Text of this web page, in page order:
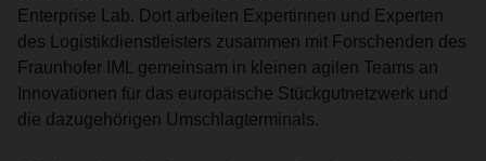
Enterprise Lab. Dort arbeiten Expertinnen und Experten
des Logistikdienstleisters zusammen mit Forschenden des
Fraunhofer IML gemeinsam in kleinen agilen Teams an
Innovationen für das europäische Stückgutnetzwerk und
die dazugehörigen Umschlagterminals.